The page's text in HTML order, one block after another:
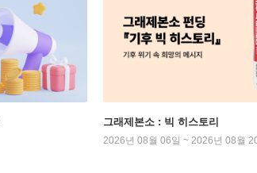
그래제본소 : 빅 히스토리
2026년 08월 06일 ~ 2026년 08월